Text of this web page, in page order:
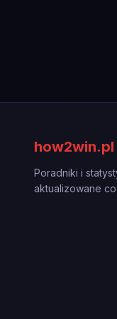
how2win.pl
Poradniki i
aktualizowane